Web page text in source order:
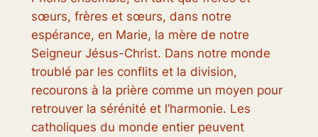
sœurs, frères et sœurs, dans notre
espérance, en Marie, la mère de notre
Seigneur Jésus-Christ. Dans notre monde
troublé par les conflits et la division,
recourons à la prière comme un moyen pour
retrouver la sérénité et l’harmonie. Les
catholiques du monde entier peuvent